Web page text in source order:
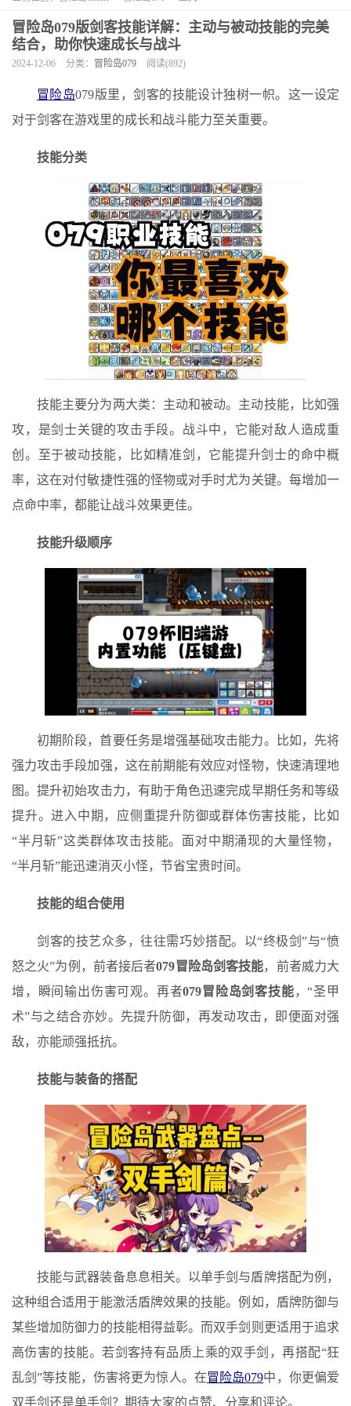
冒险岛079版剑客技能详解：主动与被动技能的完美
结合，助你快速成长与战斗
2024-12-06 分类： 冒险岛079 阅读(892)
冒险岛079版里，剑客的技能设计独树一帜。这一设定
对于剑客在游戏里的成长和战斗能力至关重要。
技能分类
技能主要分为两大类：主动和被动。主动技能，比如强
攻，是剑士关键的攻击手段。战斗中，它能对敌人造成重
创。至于被动技能，比如精准剑，它能提升剑士的命中概
率，这在对付敏捷性强的怪物或对手时尤为关键。每增加一
点命中率，都能让战斗效果更佳。
技能升级顺序
初期阶段，首要任务是增强基础攻击能力。比如，先将
强力攻击手段加强，这在前期能有效应对怪物，快速清理地
图。提升初始攻击力，有助于角色迅速完成早期任务和等级
提升。进入中期，应侧重提升防御或群体伤害技能，比如
“半月斩”这类群体攻击技能。面对中期涌现的大量怪物，
“半月斩”能迅速消灭小怪，节省宝贵时间。
技能的组合使用
剑客的技艺众多，往往需巧妙搭配。以“终极剑”与“愤
怒之火”为例，前者接后者079冒险岛剑客技能，前者威力大
增，瞬间输出伤害可观。再者079冒险岛剑客技能，“圣甲
术”与之结合亦妙。先提升防御，再发动攻击，即便面对强
敌，亦能顽强抵抗。
技能与装备的搭配
技能与武器装备息息相关。以单手剑与盾牌搭配为例，
这种组合适用于能激活盾牌效果的技能。例如，盾牌防御与
某些增加防御力的技能相得益彰。而双手剑则更适用于追求
高伤害的技能。若剑客持有品质上乘的双手剑，再搭配“狂
乱剑”等技能，伤害将更为惊人。在冒险岛079中，你更偏爱
双手剑还是单手剑？期待大家的点赞、分享和评论。